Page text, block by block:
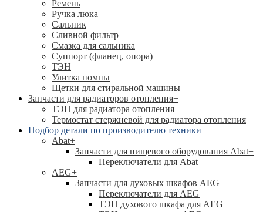
Ремень
Ручка люка
Сальник
Сливной фильтр
Смазка для сальника
Суппорт (фланец, опора)
ТЭН
Улитка помпы
Щетки для стиральной машины
Запчасти для радиаторов отопления+
ТЭН для радиатора отопления
Термостат стержневой для радиатора отопления
Подбор детали по производителю техники+
Abat+
Запчасти для пищевого оборудования Abat+
Переключатели для Abat
AEG+
Запчасти для духовых шкафов AEG+
Переключатели для AEG
ТЭН духового шкафа для AEG